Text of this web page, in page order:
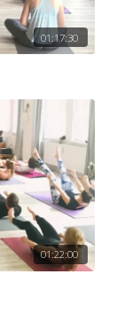
01:17:30
01:22:00